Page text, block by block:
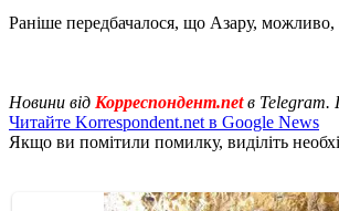
Раніше передбачалося, що Азару, можливо,
Новини від Корреспондент.netв Telegram.
Читайте Korrespondent.net в Google News
Якщо ви помітили помилку, виділіть